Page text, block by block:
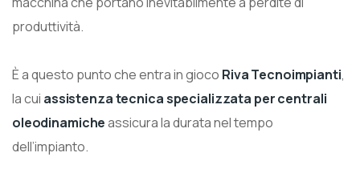
produttività.
È a questo punto che entra in gioco Riva Tecnoimpianti,
la cui assistenza tecnicaspecializzata per centrali
oleodinamicheassicura la durata nel tempo
dell’impianto.